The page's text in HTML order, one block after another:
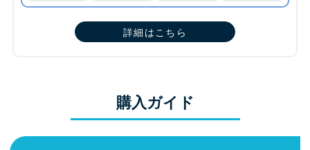
詳細はこちら
購入ガイド